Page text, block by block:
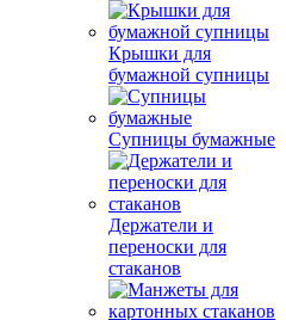
Крышки для
бумажной супницы
Супницы бумажные
Держатели и
переноски для
стаканов